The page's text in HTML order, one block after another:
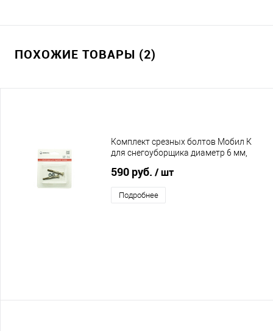
ПОХОЖИЕ ТОВАРЫ (2)
Комплект срезных болтов Мобил К
для снегоуборщика диаметр 6 мм,
590 руб. / шт
Подробнее